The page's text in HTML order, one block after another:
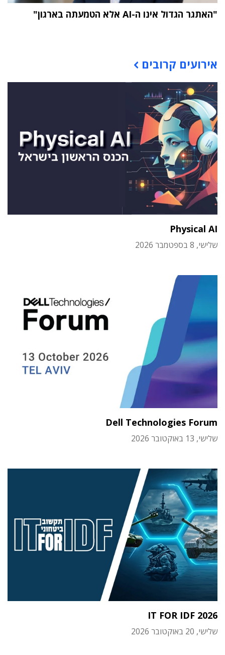
"האתגר הגדול אינו ה-AI אלא הטמעתה בארגון"
אירועים קרובים
Physical AI
שלישי, 8 בספטמבר 2026
Dell Technologies Forum
שלישי, 13 באוקטובר 2026
IT FOR IDF 2026
שלישי, 20 באוקטובר 2026